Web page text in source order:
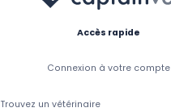
Accès rapide
Connexion à votre compte
Trouvez un vétérinaire